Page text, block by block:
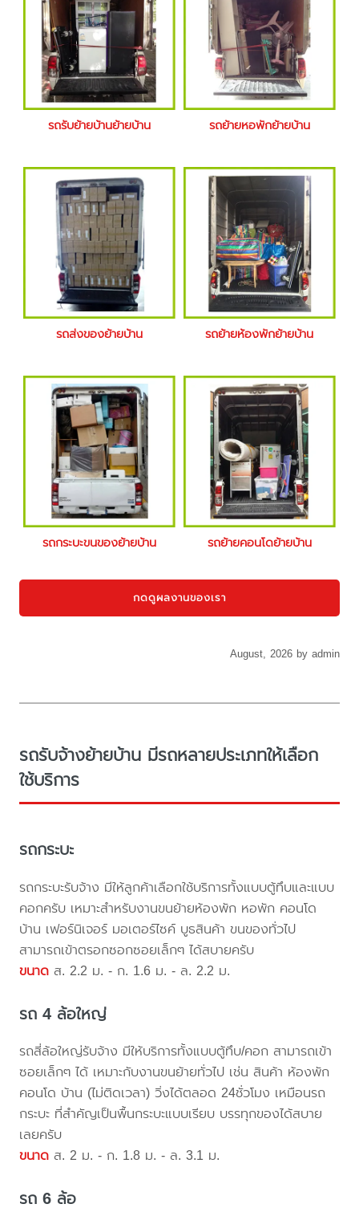
รถรับย้ายบ้านย้ายบ้าน รถย้ายหอพักย้ายบ้าน
รถส่งของย้ายบ้าน รถย้ายห้องพักย้ายบ้าน
รถกระบะขนของย้ายบ้าน รถย้ายคอนโดย้ายบ้าน
กดดูผลงานของเรา
August, 2026 by admin
รถรับจ้างย้ายบ้าน มีรถหลายประเภทให้เลือก
ใช้บริการ
รถกระบะ
รถกระบะรับจ้าง มีให้ลูกค้าเลือกใช้บริการทั้งแบบตู้ทึบและแบบ
คอกครับ เหมาะสำหรับงานขนย้ายห้องพัก หอพัก คอนโด
บ้าน เฟอร์นิเจอร์ มอเตอร์ไซค์ บูธสินค้า ขนของทั่วไป
สามารถเข้าตรอกซอกซอยเล็กๆ ได้สบายครับ
ขนาด ส. 2.2 ม. - ก. 1.6 ม. - ล. 2.2 ม.
รถ 4 ล้อใหญ่
รถสี่ล้อใหญ่รับจ้าง มีให้บริการทั้งแบบตู้ทึบ/คอก สามารถเข้า
ซอยเล็กๆ ได้ เหมาะกับงานขนย้ายทั่วไป เช่น สินค้า ห้องพัก
คอนโด บ้าน (ไม่ติดเวลา) วิ่งได้ตลอด 24ชั่วโมง เหมือนรถ
กระบะ ที่สำคัญเป็นพื้นกระบะแบบเรียบ บรรทุกของได้สบาย
เลยครับ
ขนาด ส. 2 ม. - ก. 1.8 ม. - ล. 3.1 ม.
รถ 6 ล้อ